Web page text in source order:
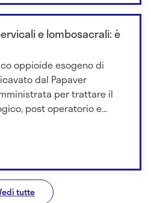
e lombosacrali: è
oppioide esogeno di
dal Papaver
per trattare il
post operatorio e...
tutte